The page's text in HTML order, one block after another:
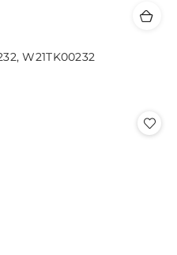
W21TK00232